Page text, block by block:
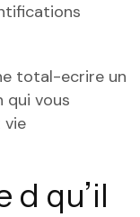
total-ecrire un
qui vous
vie
d qu’il